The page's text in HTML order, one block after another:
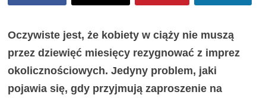
Oczywiste jest, że kobiety w ciąży nie muszą
przez dziewięć miesięcy rezygnować z imprez
okolicznościowych. Jedyny problem, jaki
pojawia się, gdy przyjmują zaproszenie na